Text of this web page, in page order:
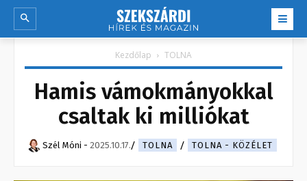
Kezdőlap TOLNA
Hamis vámokmányokkal
csaltak ki milliókat
Szél Móni - 2025.10.17. TOLNA TOLNA - KÖZÉLET